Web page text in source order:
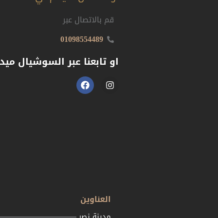
قم بالاتصال عبر
01098554489
او تابعنا عبر السوشيال
العناوين